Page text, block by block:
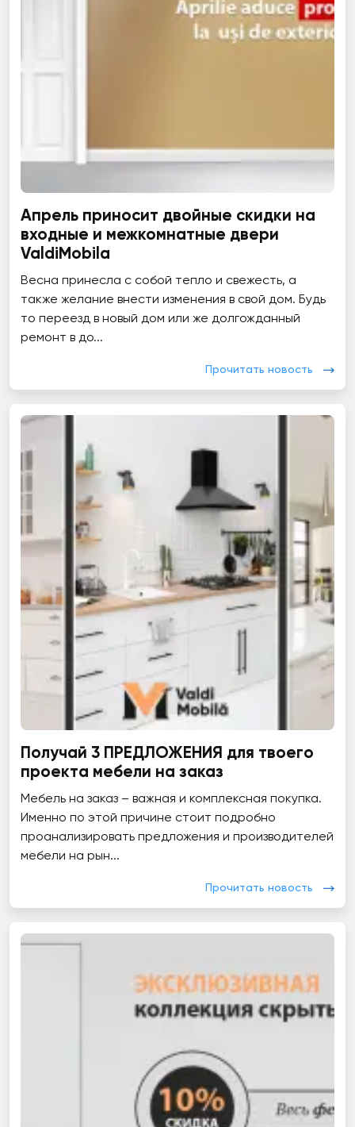
Апрель приносит двойные скидки на
входные и межкомнатные двери
ValdiMobila
Весна принесла с собой тепло и свежесть, а
также желание внести изменения в свой дом. Будь
то переезд в новый дом или же долгожданный
ремонт в до...
Прочитать новость
Получай 3 ПРЕДЛОЖЕНИЯ для твоего
проекта мебели на заказ
Мебель на заказ – важная и комплексная покупка.
Именно по этой причине стоит подробно
проанализировать предложения и производителей
мебели на рын...
Прочитать новость